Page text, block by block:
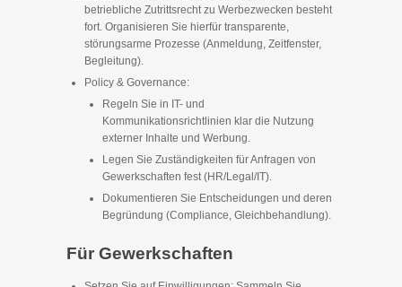
betriebliche Zutrittsrecht zu Werbezwecken besteht
fort. Organisieren Sie hierfür transparente,
störungsarme Prozesse (Anmeldung, Zeitfenster,
Begleitung).
Policy & Governance:
Regeln Sie in IT- und
Kommunikationsrichtlinien klar die Nutzung
externer Inhalte und Werbung.
Legen Sie Zuständigkeiten für Anfragen von
Gewerkschaften fest (HR/Legal/IT).
Dokumentieren Sie Entscheidungen und deren
Begründung (Compliance, Gleichbehandlung).
Für Gewerkschaften